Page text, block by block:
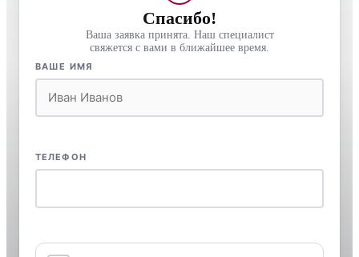
Спасибо!
Ваша заявка принята. Наш специалист
свяжется с вами в ближайшее время.
ВАШЕ ИМЯ
ТЕЛЕФОН